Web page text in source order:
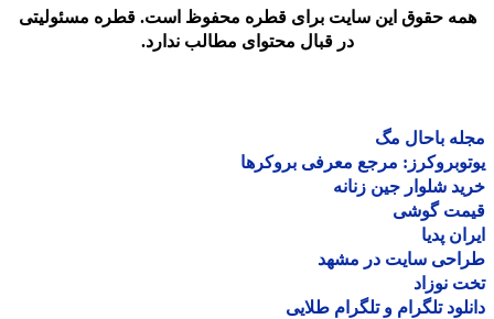
حقوق این سایت برای قطره محفوظ است. قطره مسئولیتی
در قبال محتوای مطالب ندارد.
باحال مگ
مرجع معرفی بروکرها
شلوار جین زنانه
گوشی
پدیا
سایت در مشهد
نوزاد
تلگرام و تلگرام طلایی